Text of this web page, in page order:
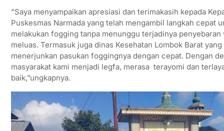
“Saya menyampaikan apresiasi dan terimakasih kepada
Puskesmas Narmada yang telah mengambil langkah cepat
melakukan fogging tanpa menunggu terjadinya penyebaran
meluas. Termasuk juga dinas Kesehatan Lombok Barat
menerjunkan pasukan foggingnya dengan cepat. Dengan
masyarakat kami menjadi legfa, merasa terayomi dan
baik,”ungkapnya.